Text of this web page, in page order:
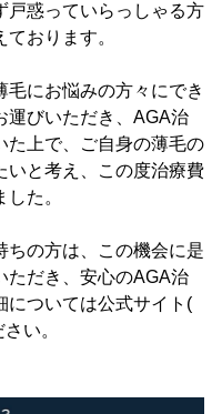
戸惑っていらっしゃる方
おります。
にお悩みの方々にでき
運びいただき、AGA治
た上で、ご自身の薄毛の
いと考え、この度治療費
た。
の方は、この機会に是
ただき、安心のAGA治
については公式サイト(
い。